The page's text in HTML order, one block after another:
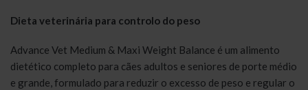
Dieta veterinária para controlo do peso
Advance Vet Medium & Maxi Weight Balance é um alimento
dietético completo para cães adultos e seniores de porte médio
e grande, formulado para reduzir o excesso de peso e regular o